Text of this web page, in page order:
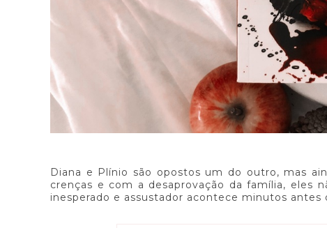
Diana e Plínio são opostos um do outro, mas
crenças e com a desaprovação da família, eles
inesperado e assustador acontece minutos